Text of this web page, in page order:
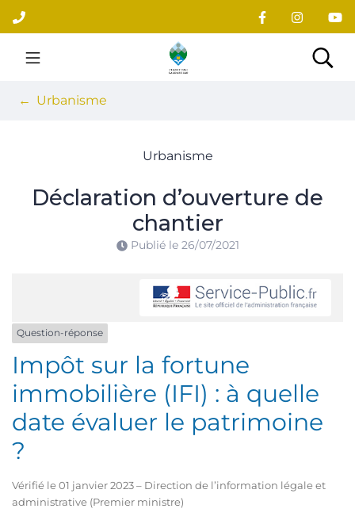
Aller
au
contenu
Site officiel du village
Urbanisme
Urbanisme
Déclaration d’ouverture de
chantier
Publié le 26/07/2021
Question-réponse
Impôt sur la fortune
immobilière (IFI) : à quelle
date évaluer le patrimoine
?
Vérifié le 01 janvier 2023 – Direction de l’information légale et
administrative (Premier ministre)